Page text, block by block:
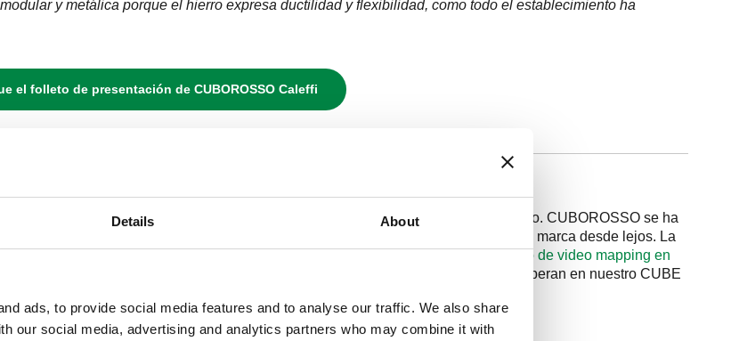
Details About
ads, to provide social media features and to analyse our traffic. We also share
our social media, advertising and analytics partners who may combine it with
y metálica porque el hierro expresa ductilidad y flexibilidad, como todo el establecimiento ha
el folleto de presentación de CUBOROSSO Caleffi
nuestra parte en términos de innovación dentro de nuestro distrito no ha cambiado. CUBOROSSO se ha
se reproduce en los stands de la exposición como una marca reconocible de la marca desde lejos. La
innovación, también en la comunicación visual de la empresa:
este es el proyecto de video mapping en
en MCE 2018 (haga clic en este link)
. ¿Quién sabe qué noticias nos esperan en nuestro CUBE